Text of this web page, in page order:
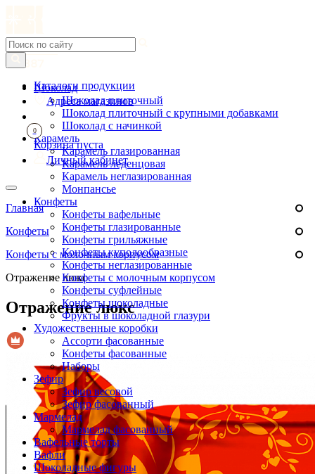
Шоколад
Шоколад плиточный
Шоколад плиточный с крупными добавками
Шоколад с начинкой
Карамель
Карамель глазированная
Карамель леденцовая
Карамель неглазированная
Монпансье
Конфеты
Конфеты вафельные
Конфеты глазированные
Конфеты грильяжные
Конфеты куполообразные
Конфеты неглазированные
Конфеты с молочным корпусом
Конфеты суфлейные
Конфеты шоколадные
Фрукты в шоколадной глазури
Художественные коробки
Ассорти фасованные
Конфеты фасованные
Наборы
Зефир
Зефир весовой
Зефир фасованный
Мармелад
Мармелад фасованный
Вафельные торты
Вафли
Шоколадные фигуры
Каталоги продукции
Адреса магазинов
0
Корзина пуста
Личный кабинет
Главная
Конфеты
Конфеты с молочным корпусом
Отражение люкс
Отражение люкс